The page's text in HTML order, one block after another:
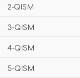
2-QISM
3-QISM
4-QISM
5-QISM